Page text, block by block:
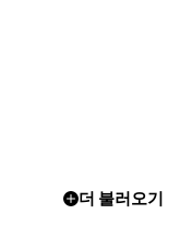
더 불러오기